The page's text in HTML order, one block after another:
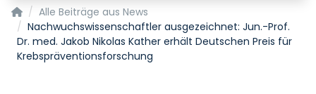
Startseite
Alle Beiträge aus News
Nachwuchswissenschaftler ausgezeichnet: Jun.-Prof.
Dr. med. Jakob Nikolas Kather erhält Deutschen Preis für
Krebspräventionsforschung